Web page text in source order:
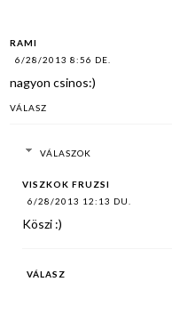
RAMI
6/28/2013 8:56 DE.
nagyon csinos:)
VÁLASZ
VÁLASZOK
VISZKOK FRUZSI
6/28/2013 12:13 DU.
Köszi :)
VÁLASZ